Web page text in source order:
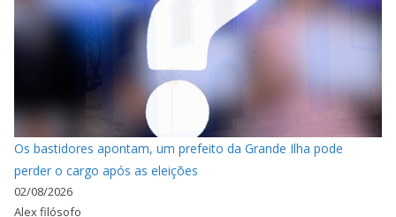
Os bastidores apontam, um prefeito da Grande Ilha pode
perder o cargo após as eleições
02/08/2026
Alex filósofo